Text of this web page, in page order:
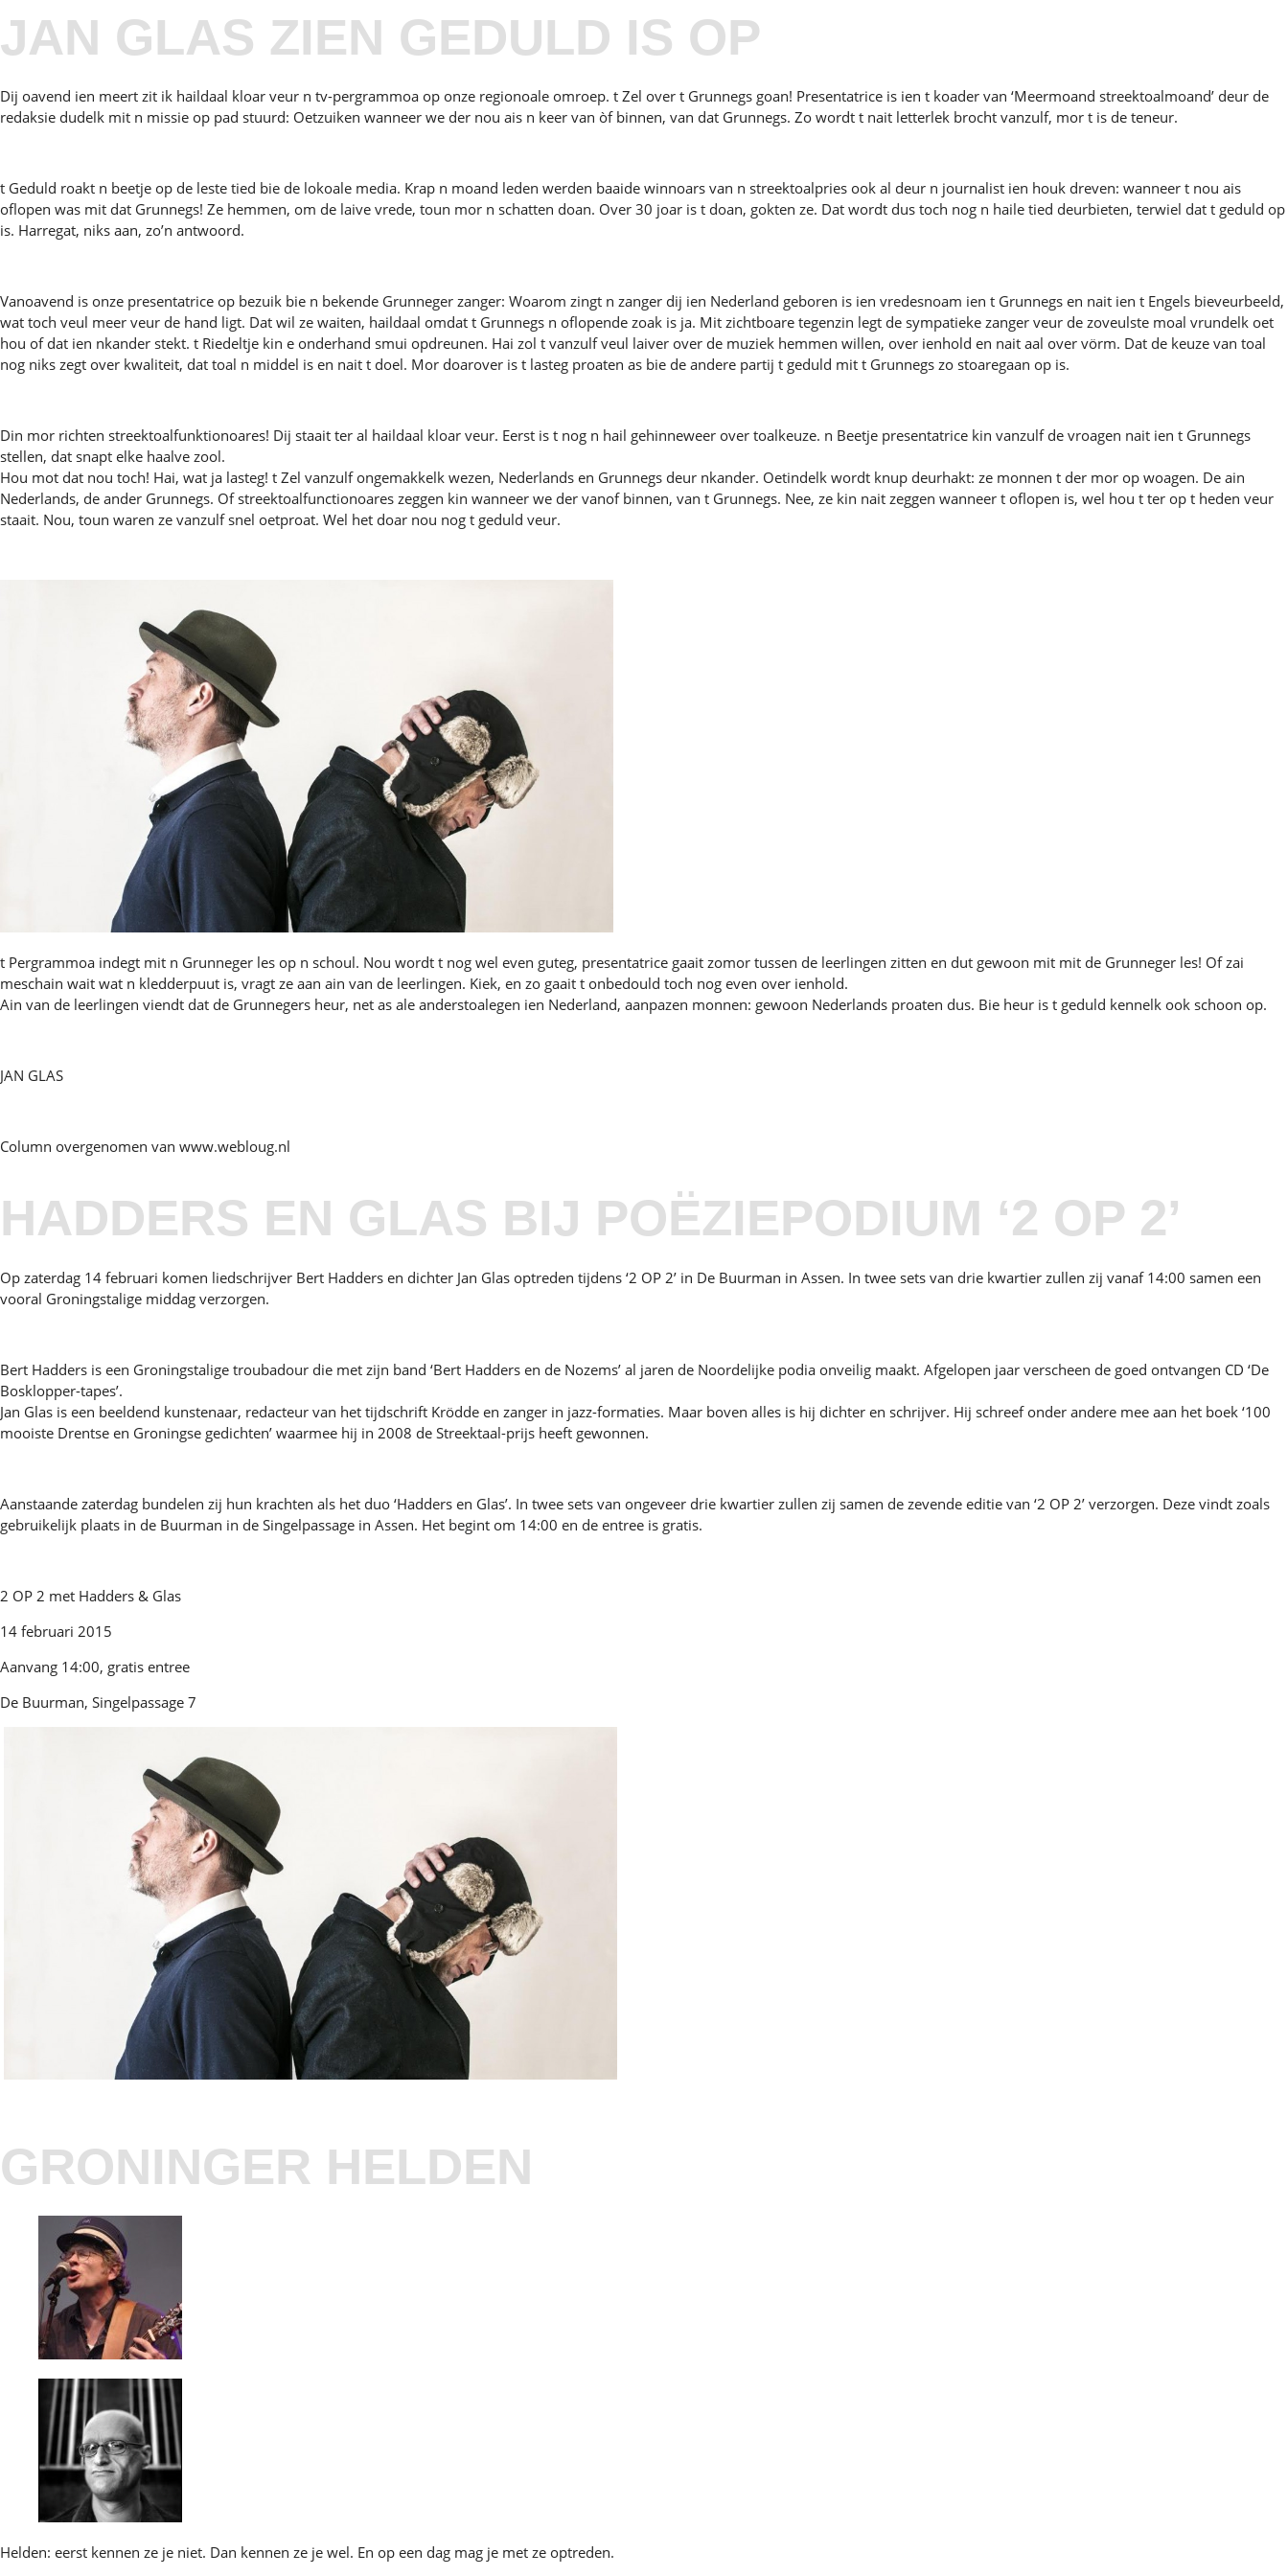
JAN GLAS ZIEN GEDULD IS OP
Dij oavend ien meert zit ik haildaal kloar veur n tv-pergrammoa op onze regionoale omroep. t Zel over t Grunnegs goan! Presentatrice is ien t koader van ‘Meermoand streektoalmoand’ deur de
redaksie dudelk mit n missie op pad stuurd: Oetzuiken wanneer we der nou ais n keer van òf binnen, van dat Grunnegs. Zo wordt t nait letterlek brocht vanzulf, mor t is de teneur.
t Geduld roakt n beetje op de leste tied bie de lokoale media. Krap n moand leden werden baaide winnoars van n streektoalpries ook al deur n journalist ien houk dreven: wanneer t nou ais
oflopen was mit dat Grunnegs! Ze hemmen, om de laive vrede, toun mor n schatten doan. Over 30 joar is t doan, gokten ze. Dat wordt dus toch nog n haile tied deurbieten, terwiel dat t geduld op
is. Harregat, niks aan, zo’n antwoord.
Vanoavend is onze presentatrice op bezuik bie n bekende Grunneger zanger: Woarom zingt n zanger dij ien Nederland geboren is ien vredesnoam ien t Grunnegs en nait ien t Engels bieveurbeeld,
wat toch veul meer veur de hand ligt. Dat wil ze waiten, haildaal omdat t Grunnegs n oflopende zoak is ja. Mit zichtboare tegenzin legt de sympatieke zanger veur de zoveulste moal vrundelk oet
hou of dat ien nkander stekt. t Riedeltje kin e onderhand smui opdreunen. Hai zol t vanzulf veul laiver over de muziek hemmen willen, over ienhold en nait aal over vörm. Dat de keuze van toal
nog niks zegt over kwaliteit, dat toal n middel is en nait t doel. Mor doarover is t lasteg proaten as bie de andere partij t geduld mit t Grunnegs zo stoaregaan op is.
Din mor richten streektoalfunktionoares! Dij staait ter al haildaal kloar veur. Eerst is t nog n hail gehinneweer over toalkeuze. n Beetje presentatrice kin vanzulf de vroagen nait ien t Grunnegs
stellen, dat snapt elke haalve zool.
Hou mot dat nou toch! Hai, wat ja lasteg! t Zel vanzulf ongemakkelk wezen, Nederlands en Grunnegs deur nkander. Oetindelk wordt knup deurhakt: ze monnen t der mor op woagen. De ain
Nederlands, de ander Grunnegs. Of streektoalfunctionoares zeggen kin wanneer we der vanof binnen, van t Grunnegs. Nee, ze kin nait zeggen wanneer t oflopen is, wel hou t ter op t heden veur
staait. Nou, toun waren ze vanzulf snel oetproat. Wel het doar nou nog t geduld veur.
t Pergrammoa indegt mit n Grunneger les op n schoul. Nou wordt t nog wel even guteg, presentatrice gaait zomor tussen de leerlingen zitten en dut gewoon mit mit de Grunneger les! Of zai
meschain wait wat n kledderpuut is, vragt ze aan ain van de leerlingen. Kiek, en zo gaait t onbedould toch nog even over ienhold.
Ain van de leerlingen viendt dat de Grunnegers heur, net as ale anderstoalegen ien Nederland, aanpazen monnen: gewoon Nederlands proaten dus. Bie heur is t geduld kennelk ook schoon op.
JAN GLAS
Column overgenomen van www.webloug.nl
HADDERS EN GLAS BIJ POËZIEPODIUM ‘2 OP 2’
Op zaterdag 14 februari komen liedschrijver Bert Hadders en dichter Jan Glas optreden tijdens ‘2 OP 2’ in De Buurman in Assen. In twee sets van drie kwartier zullen zij vanaf 14:00 samen een
vooral Groningstalige middag verzorgen.
Bert Hadders is een Groningstalige troubadour die met zijn band ‘Bert Hadders en de Nozems’ al jaren de Noordelijke podia onveilig maakt. Afgelopen jaar verscheen de goed ontvangen CD ‘De
Bosklopper-tapes’.
Jan Glas is een beeldend kunstenaar, redacteur van het tijdschrift Krödde en zanger in jazz-formaties. Maar boven alles is hij dichter en schrijver. Hij schreef onder andere mee aan het boek ‘100
mooiste Drentse en Groningse gedichten’ waarmee hij in 2008 de Streektaal-prijs heeft gewonnen.
Aanstaande zaterdag bundelen zij hun krachten als het duo ‘Hadders en Glas’. In twee sets van ongeveer drie kwartier zullen zij samen de zevende editie van ‘2 OP 2’ verzorgen. Deze vindt zoals
gebruikelijk plaats in de Buurman in de Singelpassage in Assen. Het begint om 14:00 en de entree is gratis.
2 OP 2 met Hadders & Glas
14 februari 2015
Aanvang 14:00, gratis entree
De Buurman, Singelpassage 7
GRONINGER HELDEN
Helden: eerst kennen ze je niet. Dan kennen ze je wel. En op een dag mag je met ze optreden.